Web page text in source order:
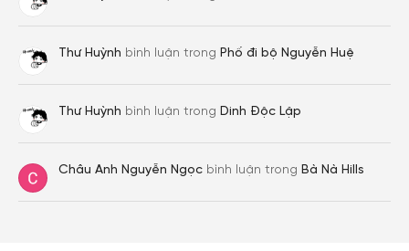
Thư Huỳnh bình luận trong Phố đi bộ Nguyễn Huệ
Thư Huỳnh bình luận trong Dinh Độc Lập
Châu Anh Nguyễn Ngọc bình luận trong Bà Nà Hills